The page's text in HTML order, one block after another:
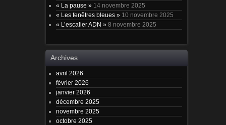
« La pause » 14 novembre 2025
« Les fenêtres bleues » 10 novembre 2025
« L’escalier ADN » 8 novembre 2025
Archives
avril 2026
février 2026
janvier 2026
décembre 2025
novembre 2025
octobre 2025